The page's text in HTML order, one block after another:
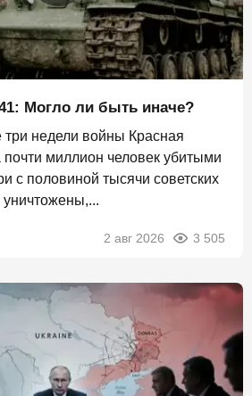
Могло ли быть иначе?
три недели войны Красная
миллион человек убитыми
с половиной тысячи советских
2 авг 2026 3 505